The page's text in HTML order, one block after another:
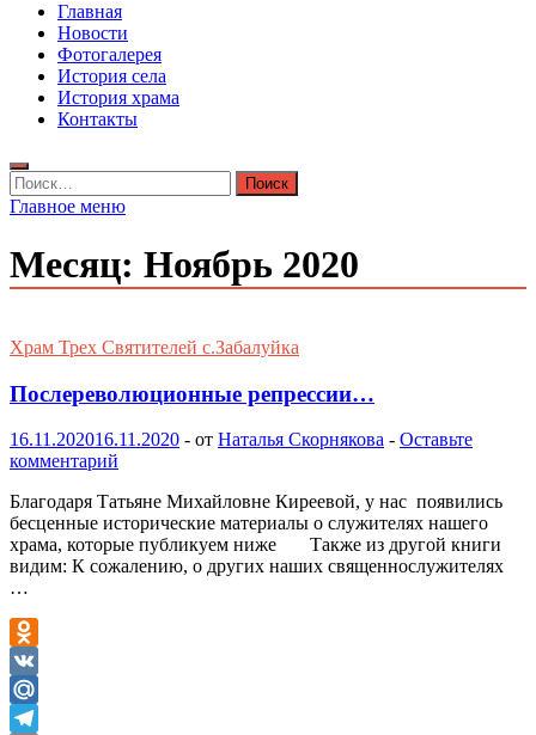
Главная
Новости
Фотогалерея
История села
История храма
Контакты
Найти:
Главное меню
Месяц: Ноябрь 2020
Храм Трех Святителей с.Забалуйка
Послереволюционные репрессии…
16.11.202016.11.2020 - от Наталья Скорнякова - Оставьте
комментарий
Благодаря Татьяне Михайловне Киреевой, у нас появились
бесценные исторические материалы о служителях нашего
храма, которые публикуем ниже Также из другой книги
видим: К сожалению, о других наших священнослужителях
…
Odnoklassniki
VK
Mail.Ru